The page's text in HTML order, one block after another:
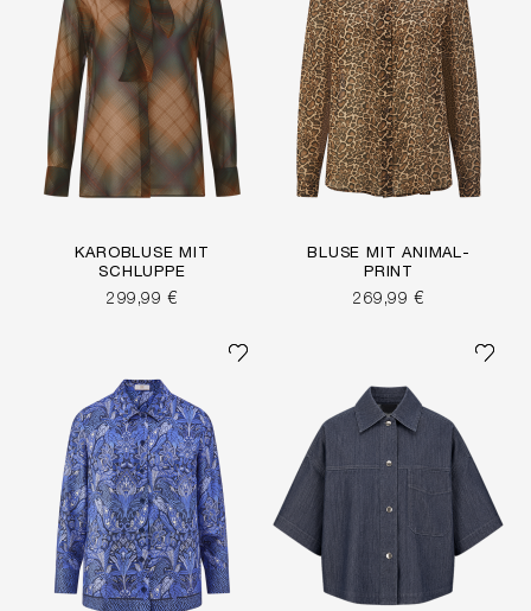
KAROBLUSE MIT
SCHLUPPE
299,99 €
BLUSE MIT ANIMAL-
PRINT
269,99 €